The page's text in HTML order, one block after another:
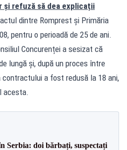
și refuză să dea explicații
dintre Romprest și Primăria
pentru o perioadă de 25 de ani.
Concurenței a sesizat că
lungă și, după un proces între
contractului a fost redusă la 18 ani,
acesta.
Serbia: doi bărbați, suspectați